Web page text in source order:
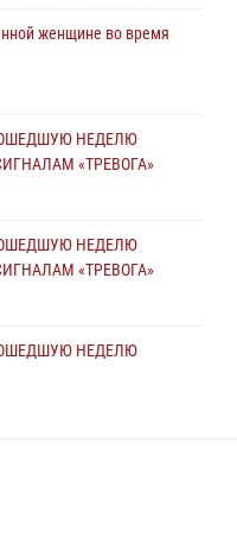
во время крестного хода
женщине во время
НЕДЕЛЮ
«ТРЕВОГА»
НЕДЕЛЮ
«ТРЕВОГА»
НЕДЕЛЮ